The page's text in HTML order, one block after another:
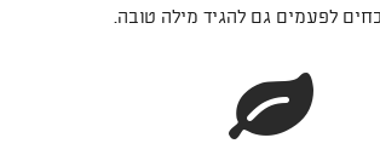
לפעמים גם להגיד מילה טובה.